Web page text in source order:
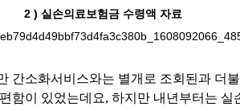
2 ) 실손의료보험금 수령액 자료
간소화서비스와는 별개로 조회된과 더
함이 있었는데요, 하지만 내년부터는 실